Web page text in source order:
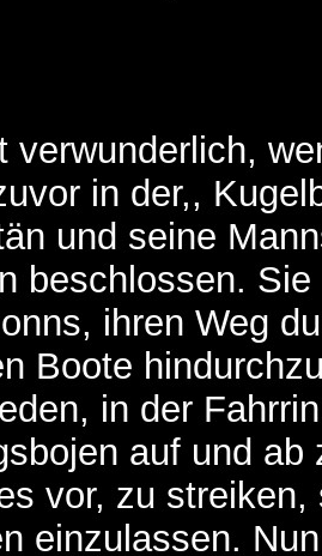
verwunderlich,
in der,,
und seine
beschlossen.
ihren Weg
Boote
in der
auf und
vor, zu
einzulassen.